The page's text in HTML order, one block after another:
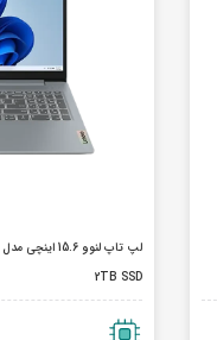
2TB SSD